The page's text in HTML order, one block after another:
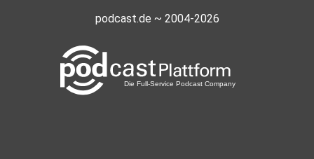
podcast.de ~ 2004-2026